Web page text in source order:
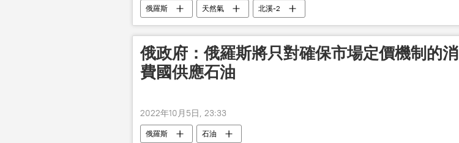
俄羅斯 天然氣 北溪-2
俄政府：俄羅斯將只對確保市場定價機制的消
費國供應石油
2022年10月5日, 23:33
俄羅斯 石油